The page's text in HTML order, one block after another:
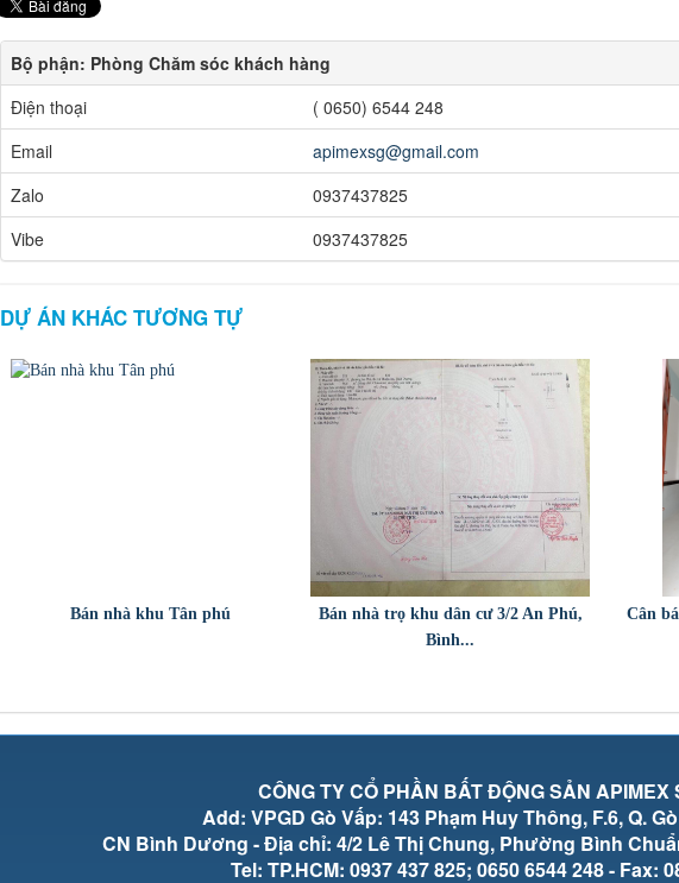
Bộ phận: Phòng Chăm sóc khách hàng
Điện thoại
( 0650) 6544 248
Email
apimexsg@gmail.com
Zalo
0937437825
Vibe
0937437825
DỰ ÁN KHÁC TƯƠNG TỰ
Bán nhà khu Tân phú
Bán nhà trọ khu dân cư 3/2 An Phú,
Bình...
Cân
CÔNG TY CỔ PHẦN BẤT ĐỘNG SẢN APIMEX
Add: VPGD Gò Vấp: 143 Phạm Huy Thông, F.6, Q.
CN Bình Dương - Địa chỉ: 4/2 Lê Thị Chung, Phường Bình
Tel: TP.HCM: 0937 437 825; 0650 6544 248 - Fax: